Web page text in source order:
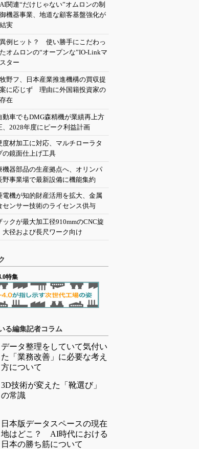
AI関連“だけじゃない”オムロンの制
御機器事業、地道な顧客基盤強化が
結実
異例ヒット？ 使い勝手にこだわっ
たオムロンの“オープンな”IO-Linkマ
スター
牧野フ、日本産業推進機構の買収提
案に応じず 理由に外国籍投資家の
存在
動車でもDMG森精機が業績再上方
、2028年度にピーク利益計画
度材加工に対応、マルチローラタ
の鏡面仕上げ工具
機器部品の生産拠点へ、オリンパ
野事業場で最新設備に機能集約
電機が知的財産活用を拡大、金属
センサー技術のライセンス供与
ックが最大加工径910mmのCNC旋
大径および長尺ワーク向け
特集
る編集記者コラム
データ整理をしていて気付い
た「業務改善」に必要な考え
方について
3D技術が変えた「靴選び」
の常識
日本版データスペースの現在
地はどこ？ AI時代における
日本の勝ち筋について